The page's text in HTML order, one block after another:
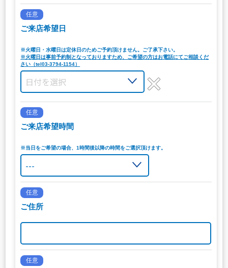
任意
ご来店希望日
※火曜日・水曜日は定休日のためご予約頂けません。ご了承下さい。
※火曜日は事前予約制となっておりますため、ご希望の方はお電話にてご相談くだ
さい（tel03-3794-1154）
任意
ご来店希望時間
※当日をご希望の場合、1時間後以降の時間をご選択頂けます。
任意
ご住所
任意